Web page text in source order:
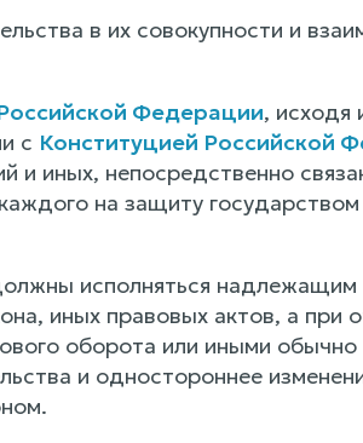
в их совокупности и
Федерации, исходя
с Конституцией Российской
и иных, непосредственно
на защиту
исполняться надлежащим
иных правовых актов, а при
оборота или иными
и одностороннее